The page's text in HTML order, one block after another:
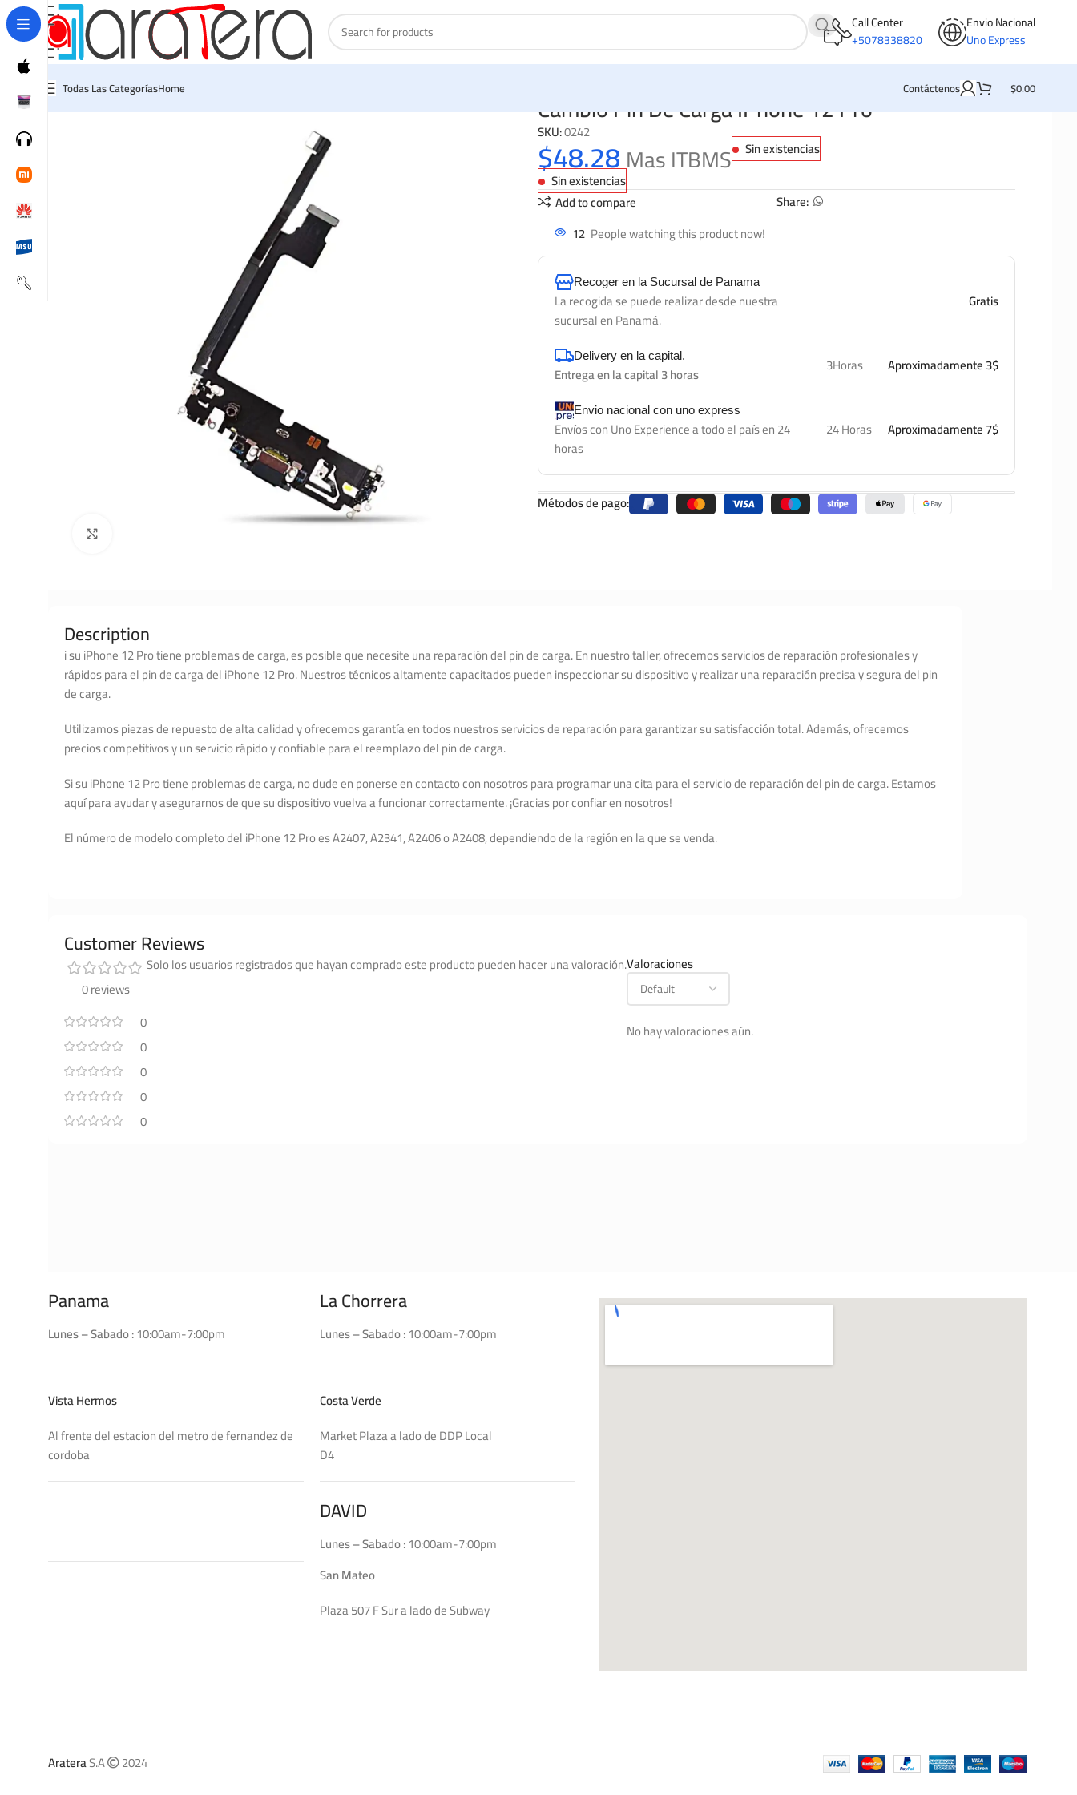
Call Center
+5078338820
Envio Nacional
Uno Express
Todas Las CategoríasHome Contáctenos $0.00
Cambio Pin De Carga IPhone 12 Pro
SKU:0242
$48.28Mas ITBMS
Sin existencias
Sin existencias
Add to compare
Share:
12 People watching this product now!
Recoger en la Sucursal de Panama
La recogida se puede realizar desde nuestra
sucursal en Panamá.
Gratis
Delivery en la capital.
Entrega en la capital 3 horas 3Horas Aproximadamente 3$
Envio nacional con uno express
Envíos con Uno Experience a todo el país en 24
horas
24 Horas Aproximadamente 7$
Métodos de pago:
Description
i su iPhone 12 Pro tiene problemas de carga, es posible que necesite una reparación del pin de carga. En nuestro taller, ofrecemos servicios de reparación profesionales y
rápidos para el pin de carga del iPhone 12 Pro. Nuestros técnicos altamente capacitados pueden inspeccionar su dispositivo y realizar una reparación precisa y segura del pin
de carga.
Utilizamos piezas de repuesto de alta calidad y ofrecemos garantía en todos nuestros servicios de reparación para garantizar su satisfacción total. Además, ofrecemos
precios competitivos y un servicio rápido y confiable para el reemplazo del pin de carga.
Si su iPhone 12 Pro tiene problemas de carga, no dude en ponerse en contacto con nosotros para programar una cita para el servicio de reparación del pin de carga. Estamos
aquí para ayudar y asegurarnos de que su dispositivo vuelva a funcionar correctamente. ¡Gracias por confiar en nosotros!
El número de modelo completo del iPhone 12 Pro es A2407, A2341, A2406 o A2408, dependiendo de la región en la que se venda.
Customer Reviews
0 reviews
0
0
0
0
0
Valoraciones
No hay valoraciones aún.
Solo los usuarios registrados que hayan comprado este producto pueden hacer una valoración.
Panama
Lunes – Sabado :10:00am-7:00pm
Vista Hermos
Al frente del estacion del metro de fernandez de
cordoba
La Chorrera
Lunes – Sabado :10:00am-7:00pm
Costa Verde
Market Plaza a lado de DDP Local
D4
DAVID
Lunes – Sabado :10:00am-7:00pm
San Mateo
Plaza 507 F Sur a lado de Subway
ArateraS.A 2024